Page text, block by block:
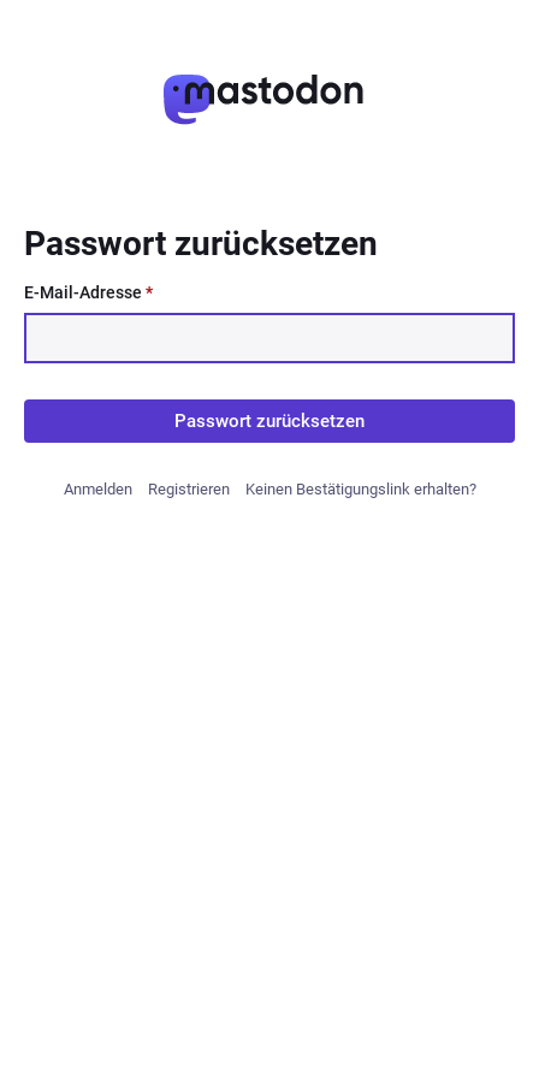
Passwort zurücksetzen
E-Mail-Adresse *
Passwort zurücksetzen
Anmelden Registrieren Keinen Bestätigungslink erhalten?